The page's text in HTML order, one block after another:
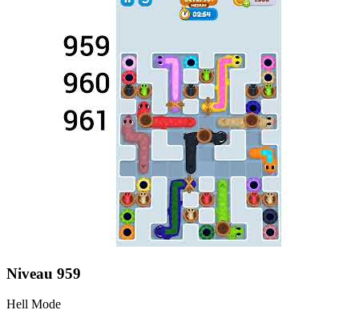
Niveau 959
Hell Mode